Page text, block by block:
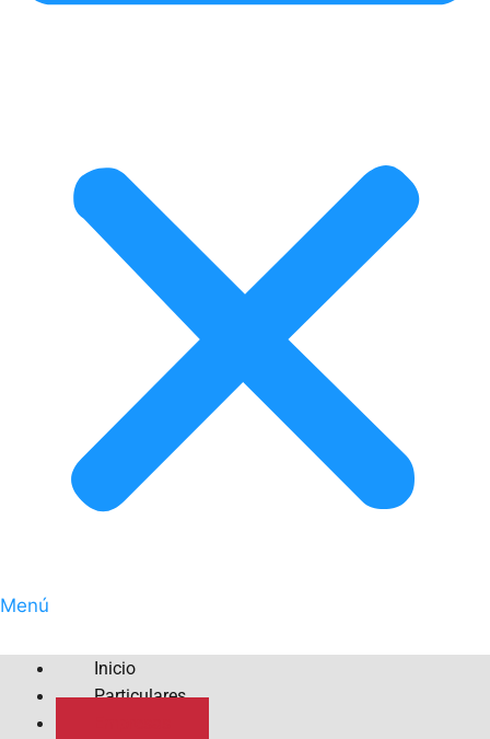
Menú
Inicio
Particulares